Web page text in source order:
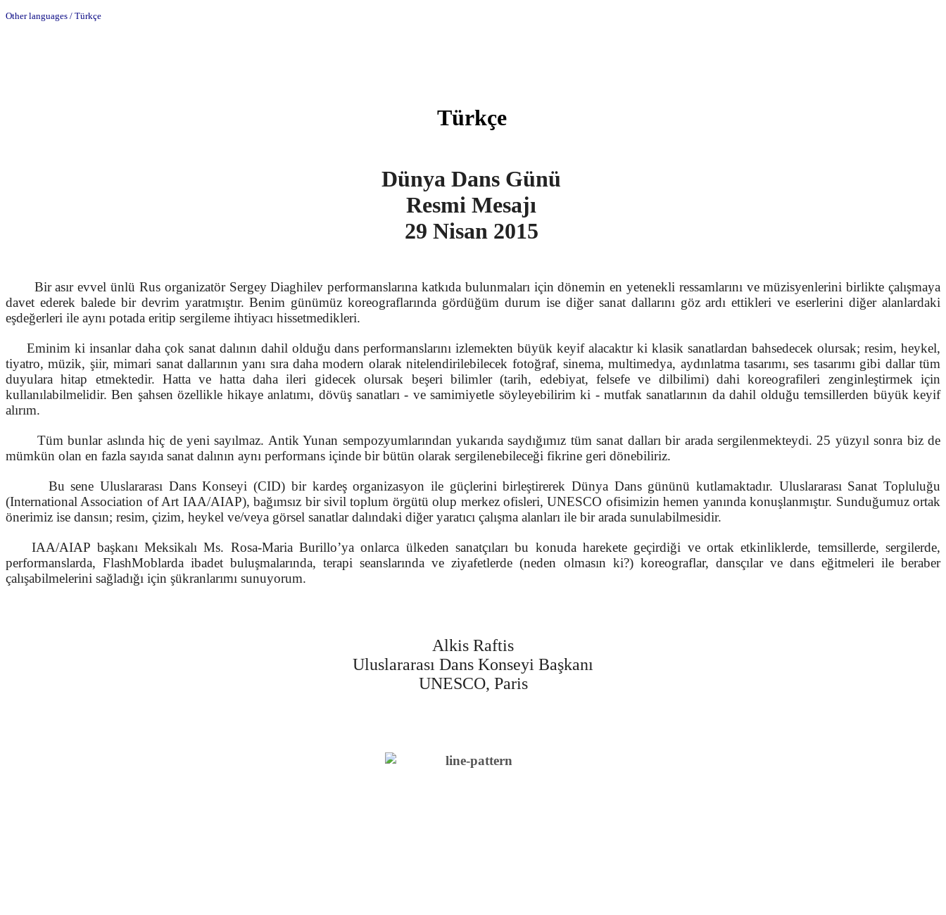
Other languages / Türkçe
Türkçe
Dünya Dans Günü
Resmi Mesajı
29 Nisan 2015
Bir asır evvel ünlü Rus organizatör Sergey Diaghilev performanslarına katkıda bulunmaları için dönemin en yetenekli ressamlarını ve müzisyenlerini birlikte çalışmaya
davet ederek balede bir devrim yaratmıştır. Benim günümüz koreograflarında gördüğüm durum ise diğer sanat dallarını göz ardı ettikleri ve eserlerini diğer alanlardaki
eşdeğerleri ile aynı potada eritip sergileme ihtiyacı hissetmedikleri.
Eminim ki insanlar daha çok sanat dalının dahil olduğu dans performanslarını izlemekten büyük keyif alacaktır ki klasik sanatlardan bahsedecek olursak; resim, heykel,
tiyatro, müzik, şiir, mimari sanat dallarının yanı sıra daha modern olarak nitelendirilebilecek fotoğraf, sinema, multimedya, aydınlatma tasarımı, ses tasarımı gibi dallar tüm
duyulara hitap etmektedir. Hatta ve hatta daha ileri gidecek olursak beşeri bilimler (tarih, edebiyat, felsefe ve dilbilimi) dahi koreografileri zenginleştirmek için
kullanılabilmelidir. Ben şahsen özellikle hikaye anlatımı, dövüş sanatları - ve samimiyetle söyleyebilirim ki - mutfak sanatlarının da dahil olduğu temsillerden büyük keyif
alırım.
Tüm bunlar aslında hiç de yeni sayılmaz. Antik Yunan sempozyumlarından yukarıda saydığımız tüm sanat dalları bir arada sergilenmekteydi. 25 yüzyıl sonra biz de
mümkün olan en fazla sayıda sanat dalının aynı performans içinde bir bütün olarak sergilenebileceği fikrine geri dönebiliriz.
Bu sene Uluslararası Dans Konseyi (CID) bir kardeş organizasyon ile güçlerini birleştirerek Dünya Dans gününü kutlamaktadır. Uluslararası Sanat Topluluğu
(International Association of Art IAA/AIAP), bağımsız bir sivil toplum örgütü olup merkez ofisleri, UNESCO ofisimizin hemen yanında konuşlanmıştır. Sunduğumuz ortak
önerimiz ise dansın; resim, çizim, heykel ve/veya görsel sanatlar dalındaki diğer yaratıcı çalışma alanları ile bir arada sunulabilmesidir.
IAA/AIAP başkanı Meksikalı Ms. Rosa-Maria Burillo’ya onlarca ülkeden sanatçıları bu konuda harekete geçirdiği ve ortak etkinliklerde, temsillerde, sergilerde,
performanslarda, FlashMoblarda ibadet buluşmalarında, terapi seanslarında ve ziyafetlerde (neden olmasın ki?) koreograflar, dansçılar ve dans eğitmeleri ile beraber
çalışabilmelerini sağladığı için şükranlarımı sunuyorum.
Alkis Raftis
Uluslararası Dans Konseyi Başkanı
UNESCO, Paris